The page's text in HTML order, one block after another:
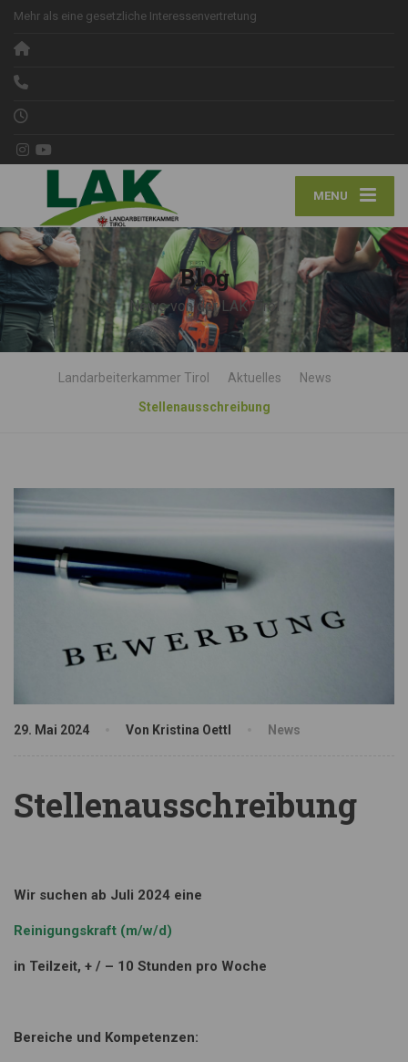
Mehr als eine gesetzliche Interessenvertretung
MENU
Blog
News von der LAK Tirol
Landarbeiterkammer Tirol Aktuelles
News
Stellenausschreibung
29. Mai 2024 Von Kristina Oettl News
Stellenausschreibung
Wir suchen ab Juli 2024 eine
Reinigungskraft (m/w/d)
in Teilzeit, + / – 10 Stunden pro Woche
Bereiche und Kompetenzen: